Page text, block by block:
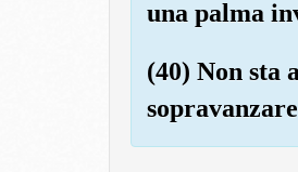
una palma
(40) Non sta